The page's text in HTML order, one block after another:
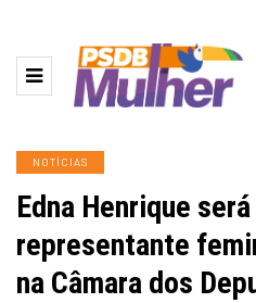
NOTÍCIAS
Edna Henrique
representante
na Câmara dos